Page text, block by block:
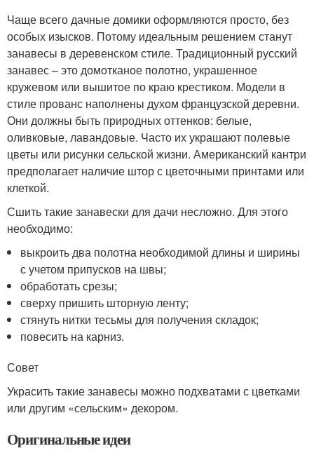
Чаще всего дачные домики оформляются просто, без
особых изысков. Потому идеальным решением станут
занавесы в деревенском стиле. Традиционный русский
занавес – это домотканое полотно, украшенное
кружевом или вышитое по краю крестиком. Модели в
стиле прованс наполнены духом французской деревни.
Они должны быть природных оттенков: белые,
оливковые, лавандовые. Часто их украшают полевые
цветы или рисунки сельской жизни. Американский кантри
предполагает наличие штор с цветочными принтами или
клеткой.
Сшить такие занавески для дачи несложно. Для этого
необходимо:
выкроить два полотна необходимой длины и ширины
с учетом припусков на швы;
обработать срезы;
сверху пришить шторную ленту;
стянуть нитки тесьмы для получения складок;
повесить на карниз.
Совет
Украсить такие занавесы можно подхватами с цветками
или другим «сельским» декором.
Оригинальные идеи